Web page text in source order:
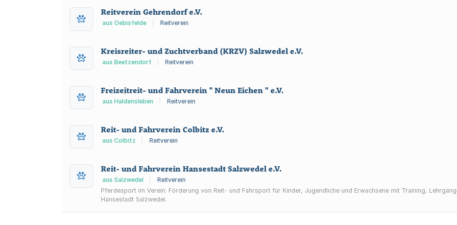
Reitverein Gehrendorf e.V.
aus Oebisfelde Reitverein
Kreisreiter- und Zuchtverband (KRZV) Salzwedel e.V.
aus Beetzendorf Reitverein
Freizeitreit- und Fahrverein " Neun Eichen " e.V.
aus Haldensleben Reitverein
Reit- und Fahrverein Colbitz e.V.
aus Colbitz Reitverein
Reit- und Fahrverein Hansestadt Salzwedel e.V.
aus Salzwedel
Reitverein
Pferdesport im Verein: Förderung von Reit- und Fahrsport für Kinder, Jugendliche und Erwachsene mit Training,
Hansestadt Salzwedel.